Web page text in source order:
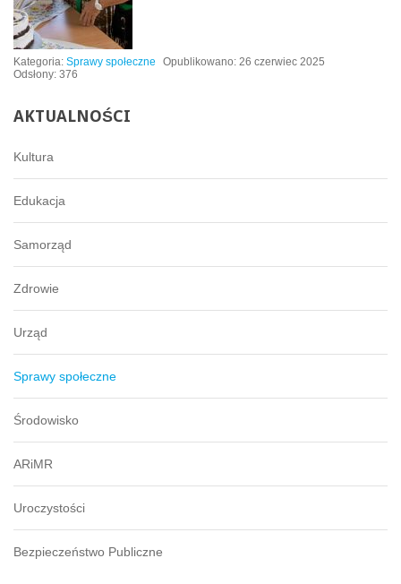
Kategoria: Sprawy społeczne
Opublikowano: 26 czerwiec 2025
Odsłony: 376
AKTUALNOŚCI
Kultura
Edukacja
Samorząd
Zdrowie
Urząd
Sprawy społeczne
Środowisko
ARiMR
Uroczystości
Bezpieczeństwo Publiczne